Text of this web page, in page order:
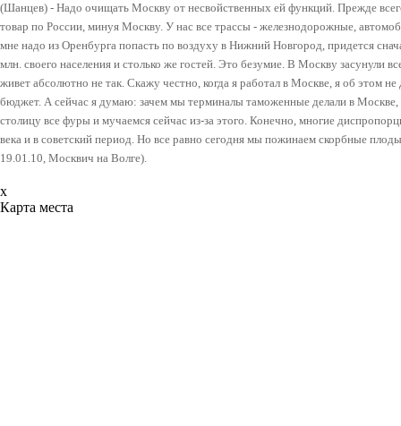
(Шанцев) - Надо очищать Москву от несвойственных ей функций. Прежде всего
товар по России, минуя Москву. У нас все трассы - железнодорожные,
мне надо из Оренбурга попасть по воздуху в Нижний Новгород, придется
млн. своего населения и столько же гостей. Это безумие. В Москву засунули
живет абсолютно не так. Скажу честно, когда я работал в Москве, я об этом не
бюджет. А сейчас я думаю: зачем мы терминалы таможенные делали в
столицу все фуры и мучаемся сейчас из-за этого. Конечно, многие
века и в советский период. Но все равно сегодня мы пожинаем скорбные
19.01.10, Москвич на Волге).
x
Карта места